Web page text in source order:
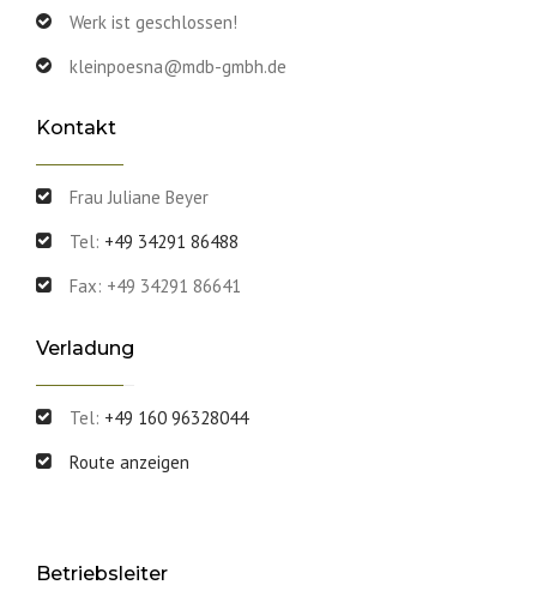
Werk ist geschlossen!
kleinpoesna@mdb-gmbh.de
Kontakt
Frau Juliane Beyer
Tel: +49 34291 86488
Fax: +49 34291 86641
Verladung
Tel: +49 160 96328044
Route anzeigen
Betriebsleiter